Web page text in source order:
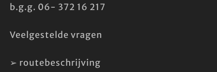
b.g.g. 06- 372 16 217
Veelgestelde vragen
➢ routebeschrijving